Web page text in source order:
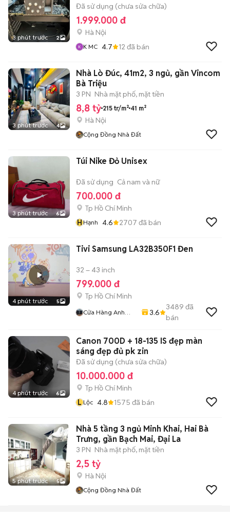
3 phút trước 2
Đã sử dụng (chưa sửa chữa)
1.999.000 đ
Hà Nội
K MC 4.7 12 đã bán
3 phút trước 4
Nhà Lò Đúc, 41m2, 3 ngủ, gần Vincom
Bà Triệu
3 PN Nhà mặt phố, mặt tiền
8,8 tỷ 215 tr/m² 41 m²
Hà Nội
Cộng Đồng Nhà Đất
3 phút trước 6
Túi Nike Đỏ Unisex
Đã sử dụng Cả nam và nữ
700.000 đ
Tp Hồ Chí Minh
HHạnh 4.6 2707 đã bán
4 phút trước 5
Tivi Samsung LA32B350F1 Đen
32 – 43 inch
799.000 đ
Tp Hồ Chí Minh
Cửa Hàng Anh
3.6
3489 đã
bán
4 phút trước 6
Canon 700D + 18-135 IS đẹp màn
sáng đẹp đủ pk zin
Đã sử dụng (chưa sửa chữa)
10.000.000 đ
Tp Hồ Chí Minh
L Lộc 4.8 1575 đã bán
5 phút trước 5
Nhà 5 tầng 3 ngủ Minh Khai, Hai Bà
Trưng, gần Bạch Mai, Đại La
3 PN Nhà mặt phố, mặt tiền
2,5 tỷ
Hà Nội
Cộng Đồng Nhà Đất